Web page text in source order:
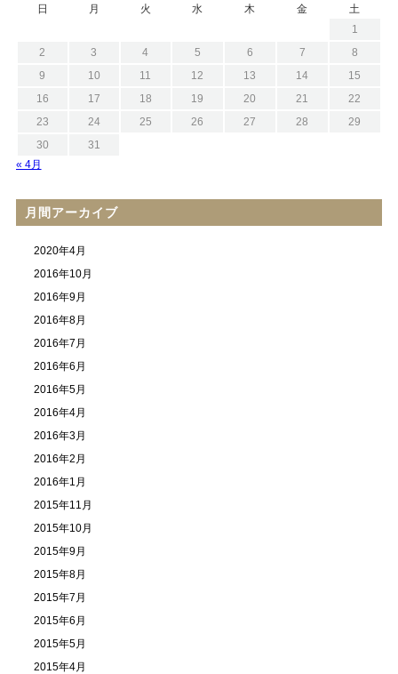
日 月 火 水 木 金
土
1
2
3 4 5 6 7
8
9
10 11 12 13 14
15
16
17 18 19 20 21
22
23
24 25 26 27 28
29
30
31
« 4月
月間アーカイブ
2020年4月
2016年10月
2016年9月
2016年8月
2016年7月
2016年6月
2016年5月
2016年4月
2016年3月
2016年2月
2016年1月
2015年11月
2015年10月
2015年9月
2015年8月
2015年7月
2015年6月
2015年5月
2015年4月